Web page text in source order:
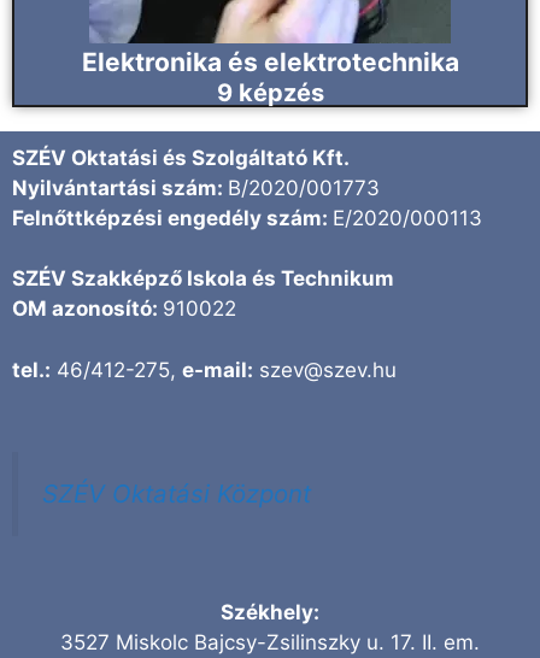
Elektronika és elektrotechnika
9képzés
SZÉV Oktatási és Szolgáltató Kft.
Nyilvántartási szám: B/2020/001773
Felnőttképzési engedély szám: E/2020/000113
SZÉV Szakképző Iskola és Technikum
OM azonosító: 910022
tel.: 46/412-275, e-mail: szev@szev.hu
SZÉV Oktatási Központ
Székhely:
3527 Miskolc Bajcsy-Zsilinszky u. 17. II. em.